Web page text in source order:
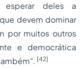
deles a
devem dominar
por muitos outros
e democrática
". [42]